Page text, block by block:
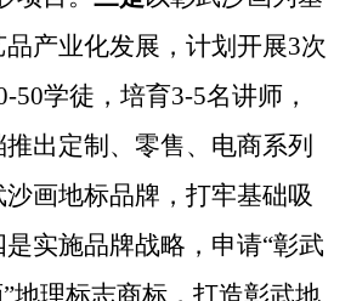
产业化发展，计划开展3次
50学徒，培育3-5名讲师，
出定制、零售、电商系列
画地标品牌，打牢基础吸
实施品牌战略，申请“彰武
地理标志商标，打造彰武地